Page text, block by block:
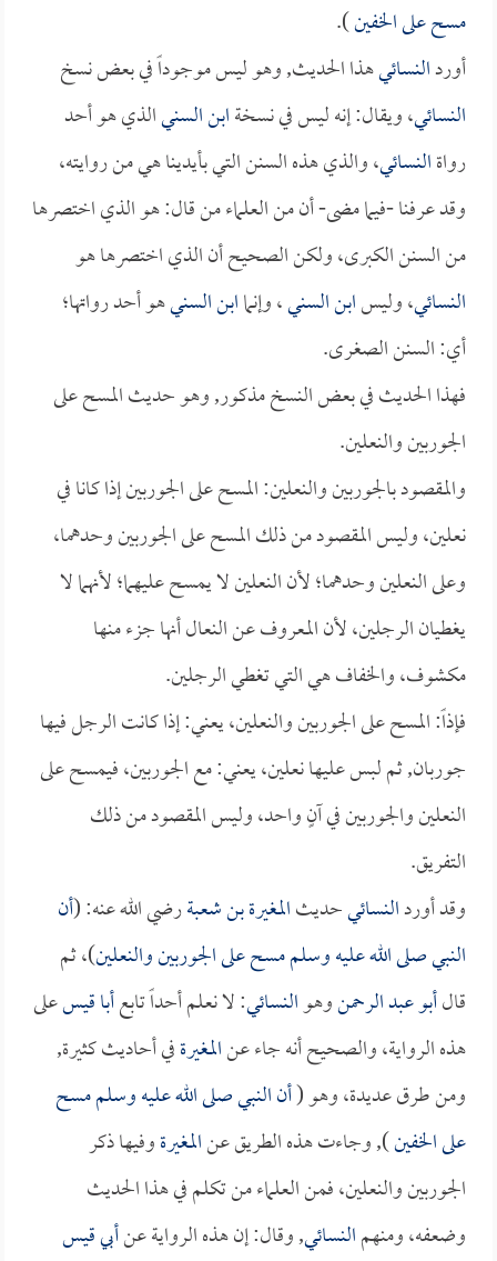
مسح على الخفين).
أوردالنسائيهذا الحديث, وهو ليس موجوداً في بعض نسخ
النسائي، ويقال: إنه ليس في نسخةابن السنيالذي هو أحد
رواةالنسائي، والذي هذه السنن التي بأيدينا هي من روايته،
وقد عرفنا -فيما مضى- أن من العلماء من قال: هو الذي اختصرها
من السنن الكبرى، ولكن الصحيح أن الذي اختصرها هو
النسائي، وليسابن السني، وإنماابن السنيهو أحد رواتها؛
أي: السنن الصغرى.
فهذا الحديث في بعض النسخ مذكور, وهو حديث المسح على
الجوربين والنعلين.
والمقصود بالجوربين والنعلين: المسح على الجوربين إذا كانا في
نعلين، وليس المقصود من ذلك المسح على الجوربين وحدهما،
وعلى النعلين وحدهما؛ لأن النعلين لا يمسح عليهما؛ لأنهما لا
يغطيان الرجلين، لأن المعروف عن النعال أنها جزء منها
مكشوف، والخفاف هي التي تغطي الرجلين.
فإذاً: المسح على الجوربين والنعلين، يعني: إذا كانت الرجل فيها
جوربان, ثم لبس عليها نعلين، يعني: مع الجوربين، فيمسح على
النعلين والجوربين في آنٍ واحد، وليس المقصود من ذلك
التفريق.
وقد أوردالنسائيحديثالمغيرة بن شعبةرضي الله عنه: (أن
النبي صلى الله عليه وسلم مسح على الجوربين والنعلين)، ثم
قالأبو عبد الرحمنوهوالنسائي: لا نعلم أحداً تابعأبا قيسعلى
هذه الرواية، والصحيح أنه جاء عنالمغيرةفي أحاديث كثيرة,
ومن طرق عديدة، وهو (أن النبي صلى الله عليه وسلم مسح
على الخفين), وجاءت هذه الطريق عنالمغيرةوفيها ذكر
الجوربين والنعلين، فمن العلماء من تكلم في هذا الحديث
وضعفه، ومنهمالنسائي, وقال: إن هذه الرواية عنأبي قيس